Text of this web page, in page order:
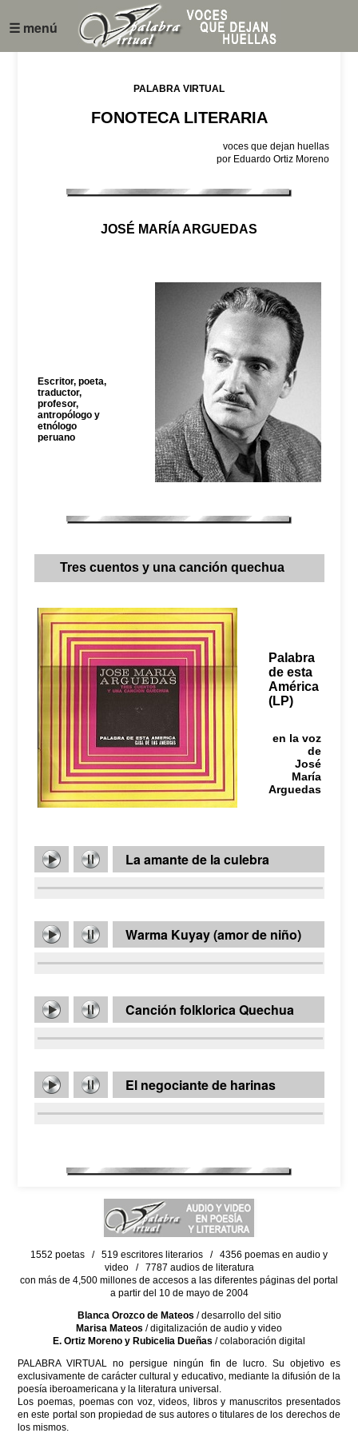
☰ menú
PALABRA VIRTUAL
FONOTECA LITERARIA
voces que dejan huellas
por Eduardo Ortiz Moreno
JOSÉ MARÍA ARGUEDAS
Escritor, poeta,
traductor,
profesor,
antropólogo y
etnólogo
peruano
Tres cuentos y una canción quechua
Palabra
de esta
América
(LP)
en la voz
de
José
María
Arguedas
La amante de la culebra
Warma Kuyay (amor de niño)
Canción folklorica Quechua
El negociante de harinas
1552 poetas / 519 escritores literarios / 4356 poemas en audio y
video / 7787 audios de literatura
con más de 4,500 millones de accesos a las diferentes páginas del portal
a partir del 10 de mayo de 2004
Blanca Orozco de Mateos / desarrollo del sitio
Marisa Mateos / digitalización de audio y video
E. Ortiz Moreno y Rubicelia Dueñas / colaboración digital
PALABRA VIRTUAL no persigue ningún fin de lucro. Su objetivo es
exclusivamente de carácter cultural y educativo, mediante la difusión de la
poesía iberoamericana y la literatura universal.
Los poemas, poemas con voz, videos, libros y manuscritos presentados
en este portal son propiedad de sus autores o titulares de los derechos de
los mismos.